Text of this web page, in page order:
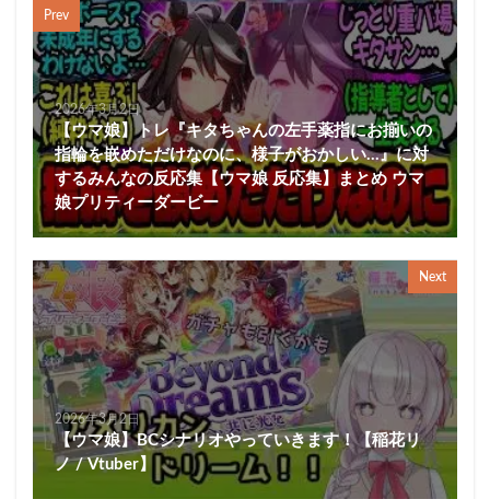
Prev
2026年3月2日
【ウマ娘】トレ『キタちゃんの左手薬指にお揃いの
指輪を嵌めただけなのに、様子がおかしい…』に対
するみんなの反応集【ウマ娘 反応集】まとめ ウマ
娘プリティーダービー
Next
2026年3月2日
【ウマ娘】BCシナリオやっていきます！【稲花リ
ノ / Vtuber】